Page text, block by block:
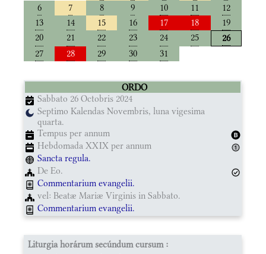
6 7 8 9 10 11
12
13
14 15 16 17 18
19
20
21 22 23 24 25
26
27
28 29 30 31
ORDO
Sabbato 26 Octobris 2024
Septimo Kalendas Novembris, luna vigesima
quarta.
Tempus per annum
Hebdomada XXIX per annum
Sancta regula.
De Eo.
Commentarium evangelii.
vel: Beatæ Mariæ Virginis in Sabbato.
Commentarium evangelii.
Liturgia horárum secúndum cursum :